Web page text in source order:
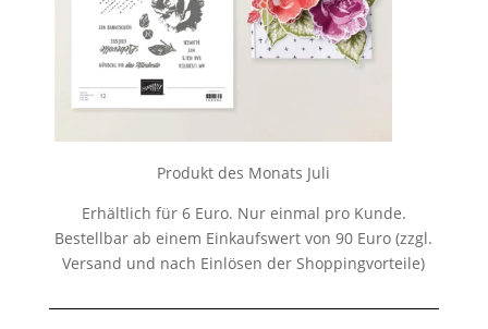
Produkt des Monats Juli
Erhältlich für 6 Euro. Nur einmal pro Kunde.
Bestellbar ab einem Einkaufswert von 90 Euro (zzgl.
Versand und nach Einlösen der Shoppingvorteile)